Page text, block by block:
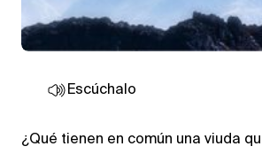
Escúchalo
¿Qué tienen en común una viuda